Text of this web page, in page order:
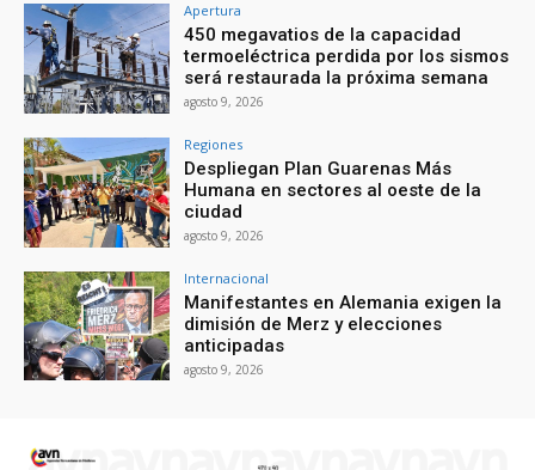
Apertura
450 megavatios de la capacidad
termoeléctrica perdida por los sismos
será restaurada la próxima semana
agosto 9, 2026
Regiones
Despliegan Plan Guarenas Más
Humana en sectores al oeste de la
ciudad
agosto 9, 2026
Internacional
Manifestantes en Alemania exigen la
dimisión de Merz y elecciones
anticipadas
agosto 9, 2026